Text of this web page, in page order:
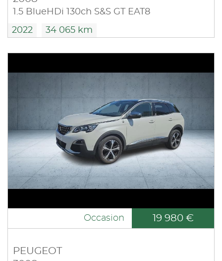
1.5 BlueHDi 130ch S&S GT EAT8
2022 34 065 km
Occasion 19 980 €
PEUGEOT